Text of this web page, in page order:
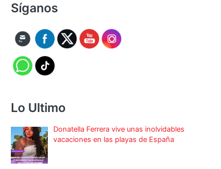
Síganos
Lo Ultimo
Donatella Ferrera vive unas inolvidables
vacaciones en las playas de España